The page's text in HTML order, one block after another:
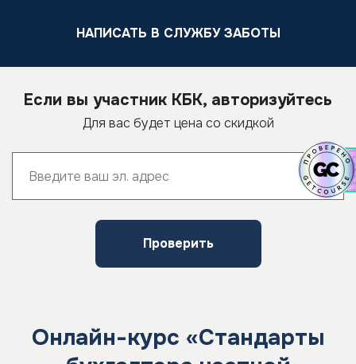
НАПИСАТЬ В СЛУЖБУ ЗАБОТЫ
Если вы участник КБК, авторизуйтесь
Для вас будет цена со скидкой
Проверить
Онлайн-курс «Стандарты